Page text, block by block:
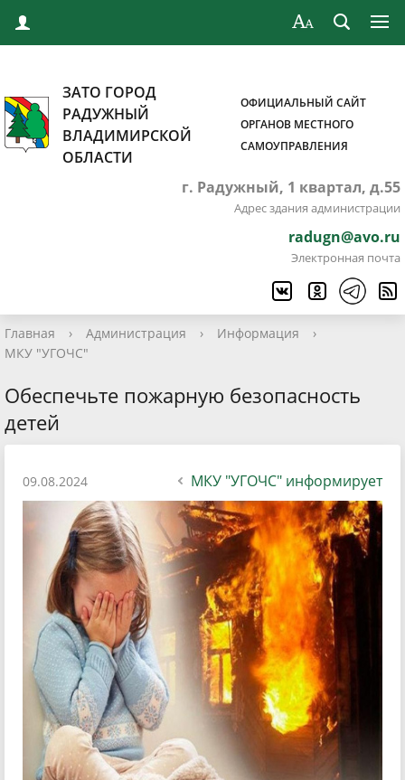
ЗАТО ГОРОД
РАДУЖНЫЙ
ВЛАДИМИРСКОЙ
ОБЛАСТИ
ОФИЦИАЛЬНЫЙ САЙТ
ОРГАНОВ МЕСТНОГО
САМОУПРАВЛЕНИЯ
г. Радужный, 1 квартал, д.55
Адрес здания администрации
radugn@avo.ru
Электронная почта
Главная › Администрация › Информация
›
МКУ "УГОЧС"
Обеспечьте пожарную безопасность
детей
09.08.2024 МКУ "УГОЧС" информирует